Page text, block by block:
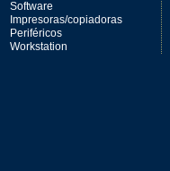
Software
Impresoras/copiadoras
Periféricos
Workstation